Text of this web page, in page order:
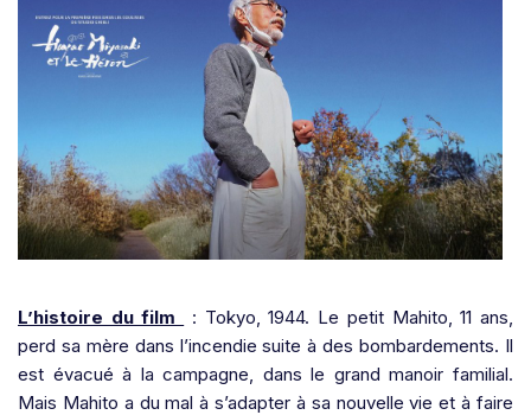
L’histoire du film
: Tokyo, 1944. Le petit Mahito, 11 ans,
perd sa mère dans l’incendie suite à des bombardements. Il
est évacué à la campagne, dans le grand manoir familial.
Mais Mahito a du mal à s’adapter à sa nouvelle vie et à faire